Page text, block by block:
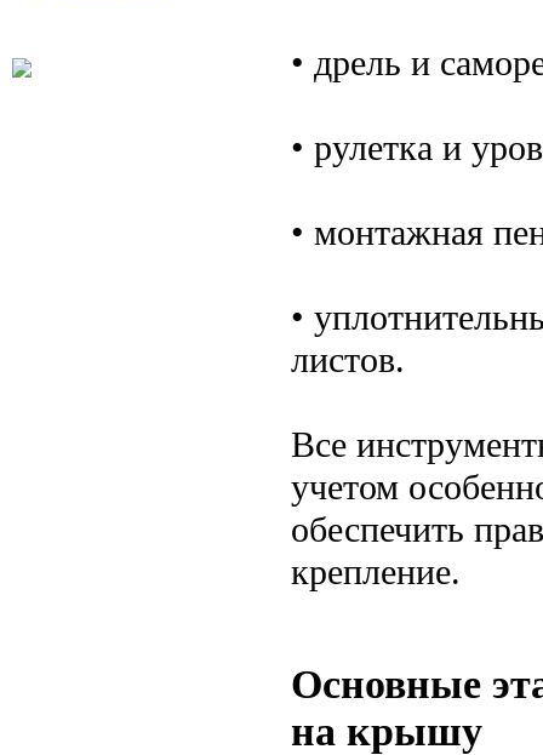
• дрель и
• рулетка и
• монтажная
•
листов.
Все
учетом
обеспечить
крепление.
Основные
на крышу